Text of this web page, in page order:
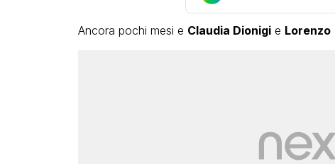
Ancora pochi mesi e Claudia Dionigie Lorenzo